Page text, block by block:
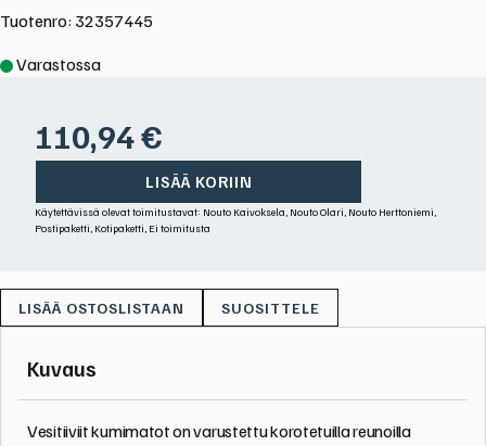
Tuotenro: 32357445
Varastossa
110,94€
LISÄÄ KORIIN
Käytettävissä olevat toimitustavat: Nouto Kaivoksela, Nouto Olari, Nouto Herttoniemi,
Postipaketti, Kotipaketti, Ei toimitusta
SUOSITTELE
Kuvaus
Vesitiiviit kumimatot on varustettu korotetuilla reunoilla